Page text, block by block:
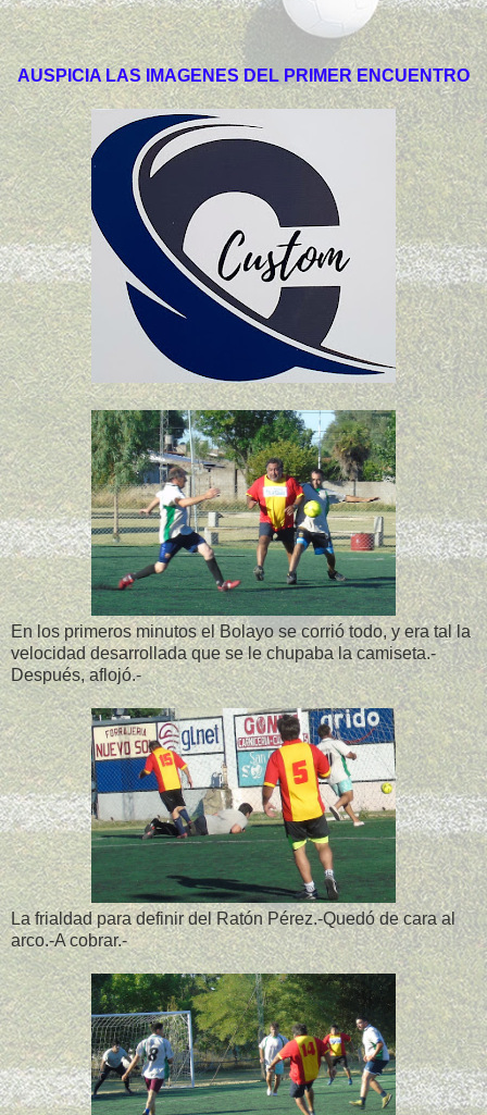
AUSPICIA LAS IMAGENES DEL PRIMER ENCUENTRO
En los primeros minutos el Bolayo se corrió todo, y era tal la
velocidad desarrollada que se le chupaba la camiseta.-
Después, aflojó.-
La frialdad para definir del Ratón Pérez.-Quedó de cara al
arco.-A cobrar.-